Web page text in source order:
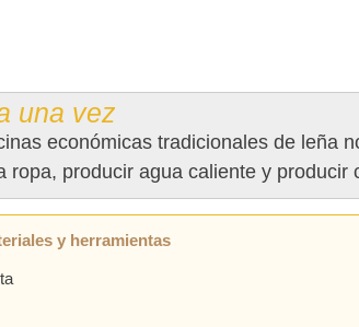
una vez
económicas tradicionales de leña
ropa, producir agua caliente y
y herramientas